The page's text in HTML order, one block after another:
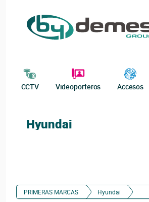
CCTV Videoporteros Accesos
Hyundai
PRIMERAS MARCAS Hyundai